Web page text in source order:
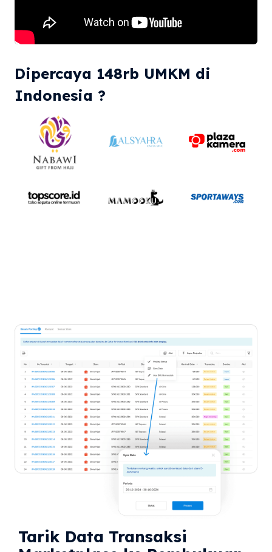
Dipercaya 148rb UMKM di
Indonesia ?
Tarik Data Transaksi